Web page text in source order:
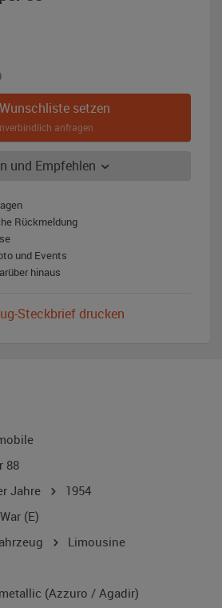
(Azzuro
/
Agadir)
setzen
anfragen
und Empfehlen
Rückmeldung
und Events
hinaus
Steckbrief drucken
88
Jahre
1954
(E)
Limousine
(Azzuro / Agadir)